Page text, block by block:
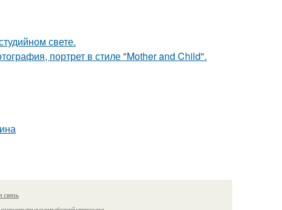
свете.
портрет в стиле "Mother and Child".
связь